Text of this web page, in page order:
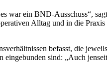
war ein BND-Ausschuss“, sagt
Alltag und in die
befasst, die
eingebunden sind: „Auch